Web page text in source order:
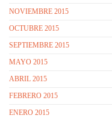
NOVIEMBRE 2015
OCTUBRE 2015
SEPTIEMBRE 2015
MAYO 2015
ABRIL 2015
FEBRERO 2015
ENERO 2015